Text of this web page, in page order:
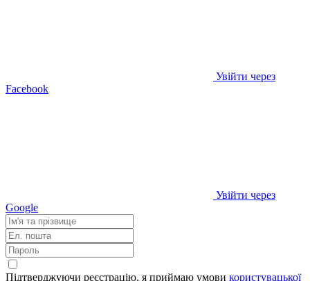
Увійти через
Facebook
Увійти через
Google
Підтверджуючи реєстрацію, я приймаю умови користувацької